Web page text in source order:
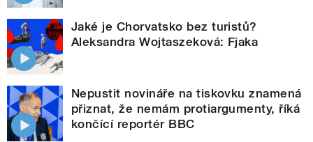
Jaké je Chorvatsko bez turistů?
Aleksandra Wojtaszeková: Fjaka
Nepustit novináře na tiskovku znamená
přiznat, že nemám protiargumenty, říká
končící reportér BBC